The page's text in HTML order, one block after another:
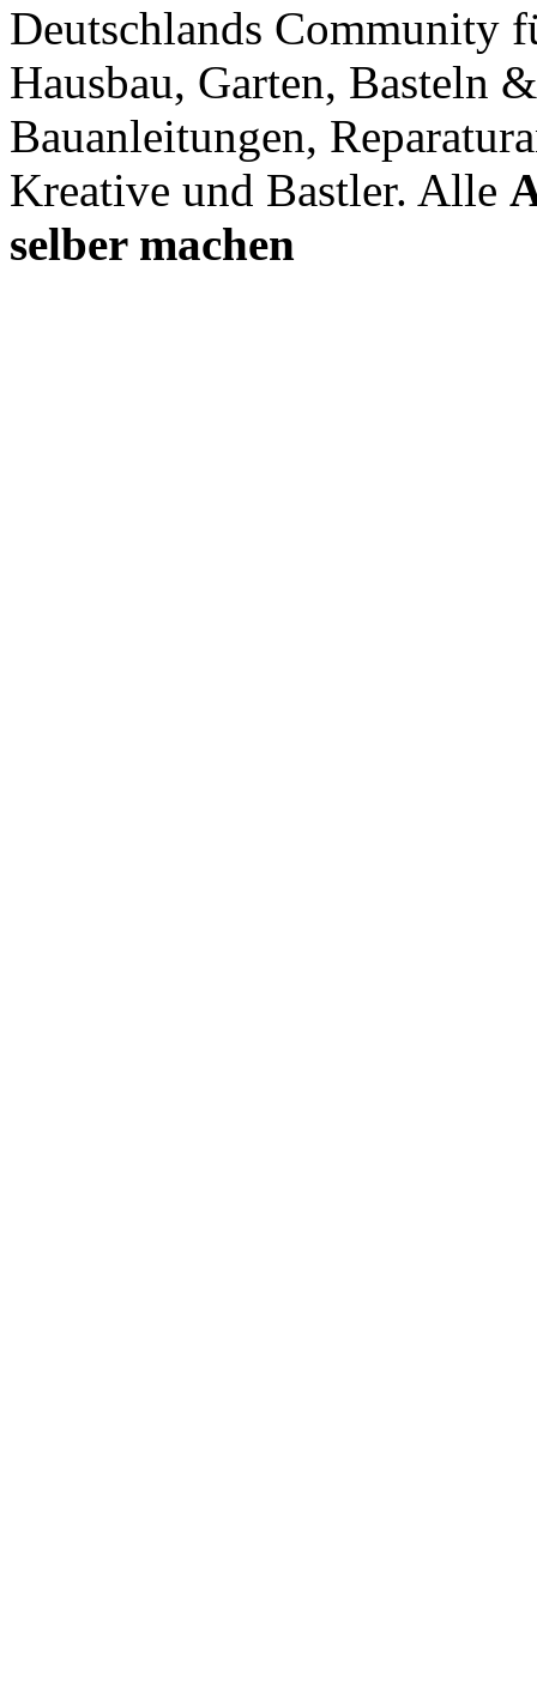
Deutschlands Community
Hausbau, Garten, Basteln
Bauanleitungen,
Kreative und Bastler. Alle
selber machen